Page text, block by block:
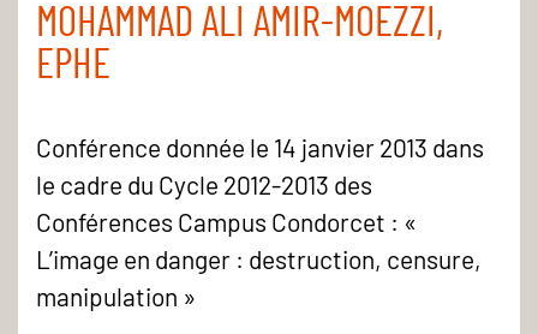
MOHAMMAD ALI AMIR-MOEZZI,
EPHE
Conférence donnée le 14 janvier 2013 dans
le cadre du Cycle 2012-2013 des
Conférences Campus Condorcet : «
L’image en danger : destruction, censure,
manipulation »